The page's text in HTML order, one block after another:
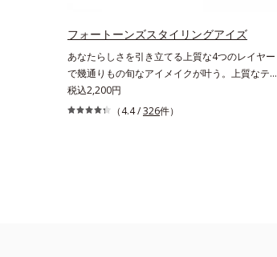
フォートーンズスタイリングアイズ
あなたらしさを引き立てる上質な4つのレイヤー
で幾通りもの旬なアイメイクが叶う。上質なテク
スチャーと多様なカラーリングで、似合うを知る
＆楽しさを引き出す、4色のアイカラーパレット
税込2,200円
（4.4 /326件）